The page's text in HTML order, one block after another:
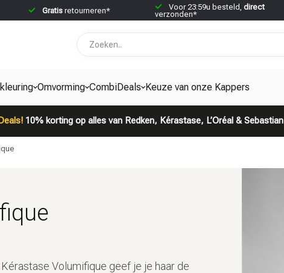
Gratisretourneren* Voor 23:59u besteld, direct
verzonden*
Omvorming CombiDeals Keuze van onze Kappers
10% korting op alles van Redken, Kérastase, L’Oréal & Sebastian
Volumifique geef je je haar de